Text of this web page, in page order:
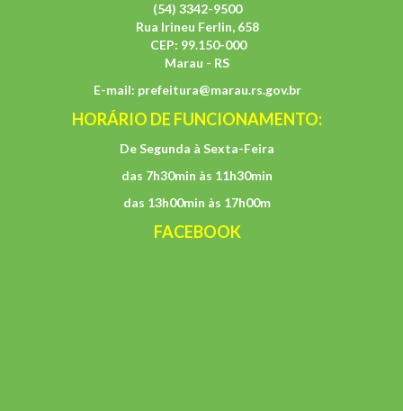
(54) 3342-9500
Rua Irineu Ferlin, 658
CEP: 99.150-000
Marau - RS
E-mail: prefeitura@marau.rs.gov.br
HORÁRIO DE FUNCIONAMENTO:
De Segunda à Sexta-Feira
das 7h30min às 11h30min
das 13h00min às 17h00m
FACEBOOK